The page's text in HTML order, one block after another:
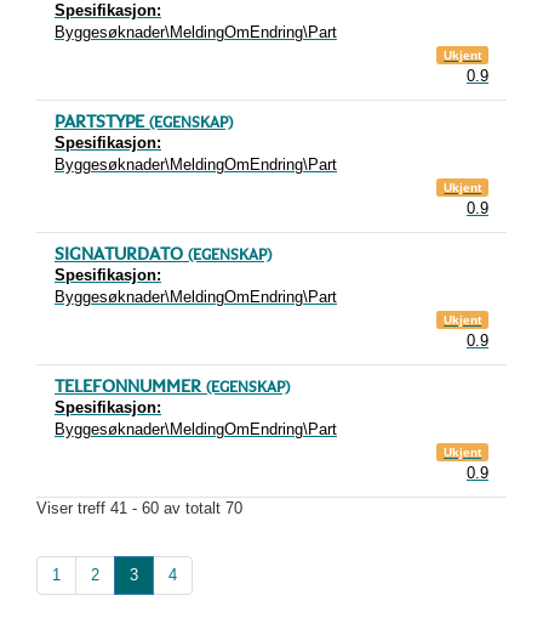
Spesifikasjon:
Byggesøknader\MeldingOmEndring\Part
Ukjent
0.9
PARTSTYPE (EGENSKAP)
Spesifikasjon:
Byggesøknader\MeldingOmEndring\Part
Ukjent
0.9
SIGNATURDATO (EGENSKAP)
Spesifikasjon:
Byggesøknader\MeldingOmEndring\Part
Ukjent
0.9
TELEFONNUMMER (EGENSKAP)
Spesifikasjon:
Byggesøknader\MeldingOmEndring\Part
Ukjent
0.9
Viser treff 41 - 60 av totalt 70
1 2 3 4